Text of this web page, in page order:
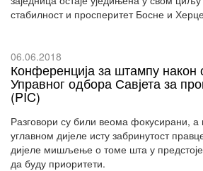
стабилност и просперитет Босне и
06.06.2018
Конференција за штампу након
Управног одбора Савјета за
(PIC)
Разговори су били веома фокусирани, а
углавном дијеле исту забринутост
дијеле мишљење о томе шта у
да буду приоритети.